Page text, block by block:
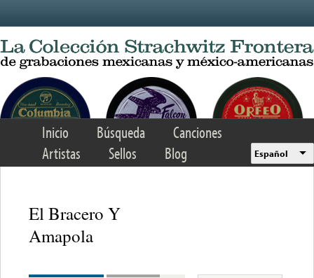
Inicio Búsqueda
Canciones
Artistas
Sellos Blog Español
El Bracero Y
Amapola